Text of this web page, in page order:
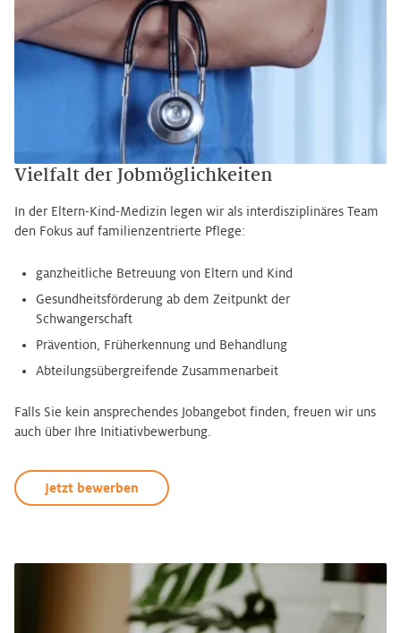
Vielfalt der Jobmöglichkeiten
In der Eltern-Kind-Medizin legen wir als interdisziplinäres Team
den Fokus auf familienzentrierte Pflege:
ganzheitliche Betreuung von Eltern und Kind
Gesundheitsförderung ab dem Zeitpunkt der
Schwangerschaft
Prävention, Früherkennung und Behandlung
Abteilungsübergreifende Zusammenarbeit
Falls Sie kein ansprechendes Jobangebot finden, freuen wir uns
auch über Ihre Initiativbewerbung.
Jetzt bewerben